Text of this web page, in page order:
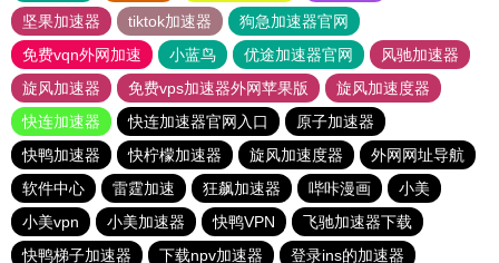
坚果加速器
tiktok加速器
狗急加速器官网
免费vqn外网加速
小蓝鸟 优途加速器官网
风驰加速器
旋风加速器
免费vps加速器外网苹果版
旋风加速度器
快连加速器
快连加速器官网入口
原子加速器
快鸭加速器
快柠檬加速器 旋风加速度器
外网网址导航
软件中心
雷霆加速 狂飙加速器 哔咔漫画
小美
小美vpn
小美加速器 快鸭VPN
飞驰加速器下载
快鸭梯子加速器
下载npv加速器
登录ins的加速器